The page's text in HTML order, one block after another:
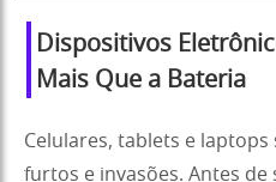
Dispositivos
Mais Que a Bateria
Celulares, tablets e
furtos e invasões. Antes